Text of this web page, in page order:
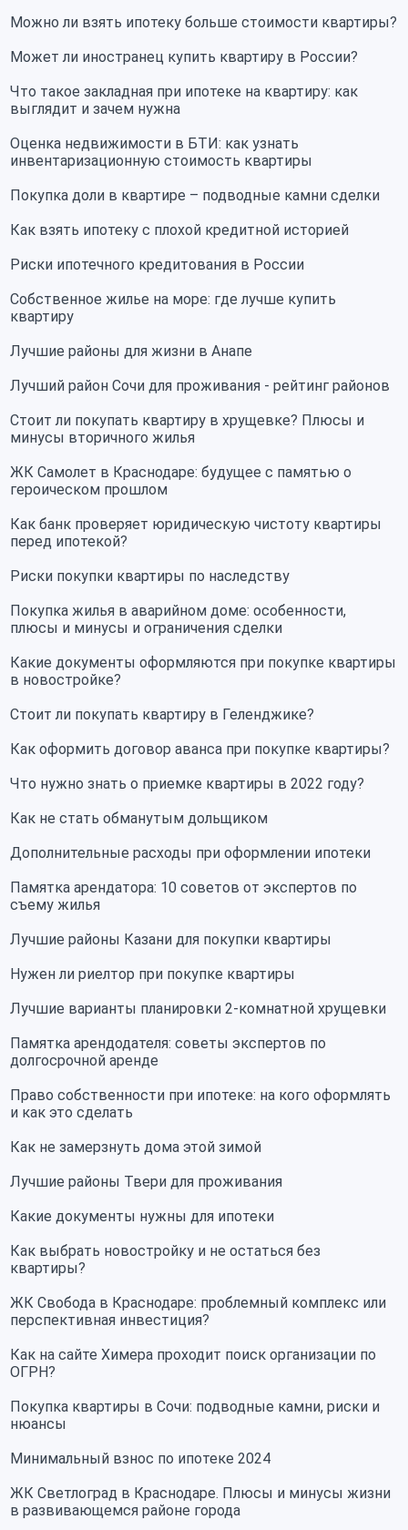
Можно ли взять ипотеку больше стоимости квартиры?
Может ли иностранец купить квартиру в России?
Что такое закладная при ипотеке на квартиру: как
выглядит и зачем нужна
Оценка недвижимости в БТИ: как узнать
инвентаризационную стоимость квартиры
Покупка доли в квартире – подводные камни сделки
Как взять ипотеку с плохой кредитной историей
Риски ипотечного кредитования в России
Собственное жилье на море: где лучше купить
квартиру
Лучшие районы для жизни в Анапе
Лучший район Сочи для проживания - рейтинг районов
Стоит ли покупать квартиру в хрущевке? Плюсы и
минусы вторичного жилья
ЖК Самолет в Краснодаре: будущее с памятью о
героическом прошлом
Как банк проверяет юридическую чистоту квартиры
перед ипотекой?
Риски покупки квартиры по наследству
Покупка жилья в аварийном доме: особенности,
плюсы и минусы и ограничения сделки
Какие документы оформляются при покупке квартиры
в новостройке?
Стоит ли покупать квартиру в Геленджике?
Как оформить договор аванса при покупке квартиры?
Что нужно знать о приемке квартиры в 2022 году?
Как не стать обманутым дольщиком
Дополнительные расходы при оформлении ипотеки
Памятка арендатора: 10 советов от экспертов по
съему жилья
Лучшие районы Казани для покупки квартиры
Нужен ли риелтор при покупке квартиры
Лучшие варианты планировки 2-комнатной хрущевки
Памятка арендодателя: советы экспертов по
долгосрочной аренде
Право собственности при ипотеке: на кого оформлять
и как это сделать
Как не замерзнуть дома этой зимой
Лучшие районы Твери для проживания
Какие документы нужны для ипотеки
Как выбрать новостройку и не остаться без
квартиры?
ЖК Свобода в Краснодаре: проблемный комплекс или
перспективная инвестиция?
Как на сайте Химера проходит поиск организации по
ОГРН?
Покупка квартиры в Сочи: подводные камни, риски и
нюансы
Минимальный взнос по ипотеке 2024
ЖК Светлоград в Краснодаре. Плюсы и минусы жизни
в развивающемся районе города